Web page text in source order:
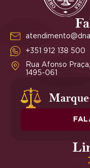
+351 912 138 500
Rua Afonso
1495-061